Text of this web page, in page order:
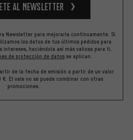
al newsletter
Newsletter para mejorarla continuamente. Si
los datos de tus últimos pedidos para
haciéndola así más valiosa para ti.
de protección de datos se aplican.
de la fecha de emisión a partir de un valor
€. El vale no se puede combinar con otras
promociones.